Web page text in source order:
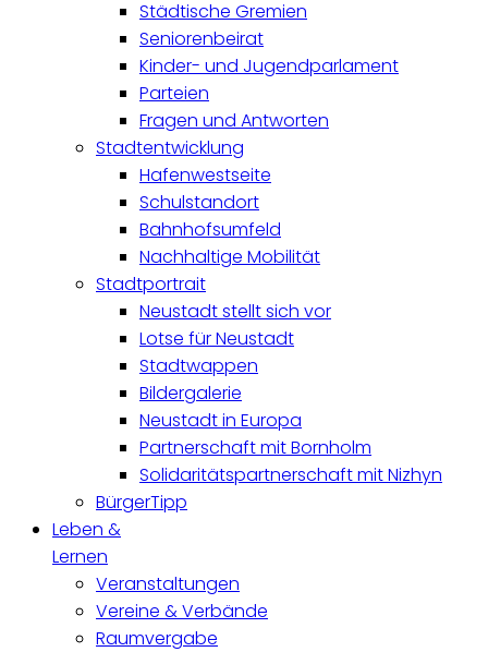
Städtische Gremien
Seniorenbeirat
Kinder- und Jugendparlament
Parteien
Fragen und Antworten
Stadtentwicklung
Hafenwestseite
Schulstandort
Bahnhofsumfeld
Nachhaltige Mobilität
Stadtportrait
Neustadt stellt sich vor
Lotse für Neustadt
Stadtwappen
Bildergalerie
Neustadt in Europa
Partnerschaft mit Bornholm
Solidaritätspartnerschaft mit Nizhyn
BürgerTipp
Leben &
Lernen
Veranstaltungen
Vereine & Verbände
Raumvergabe